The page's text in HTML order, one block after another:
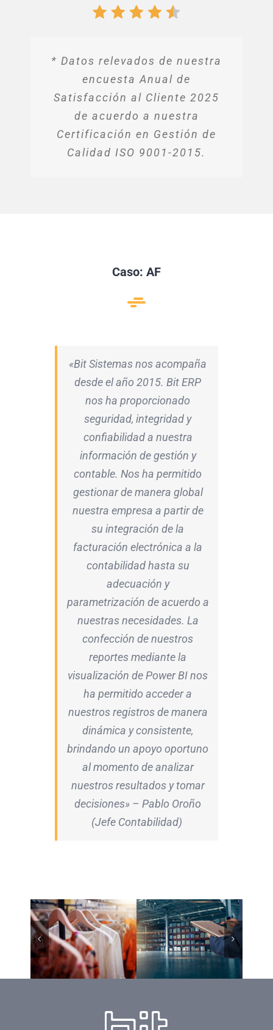
* Datos relevados de nuestra
encuesta Anual de
Satisfacción al Cliente 2025
de acuerdo a nuestra
Certificación en Gestión de
Calidad ISO 9001-2015.
Caso: AF
«Bit Sistemas nos acompaña
desde el año 2015. Bit ERP
nos ha proporcionado
seguridad, integridad y
confiabilidad a nuestra
información de gestión y
contable. Nos ha permitido
gestionar de manera global
nuestra empresa a partir de
su integración de la
facturación electrónica a la
contabilidad hasta su
adecuación y
parametrización de acuerdo a
nuestras necesidades. La
confección de nuestros
reportes mediante la
visualización de Power BI nos
ha permitido acceder a
nuestros registros de manera
dinámica y consistente,
brindando un apoyo oportuno
al momento de analizar
nuestros resultados y tomar
decisiones» – Pablo Oroño
(Jefe Contabilidad)